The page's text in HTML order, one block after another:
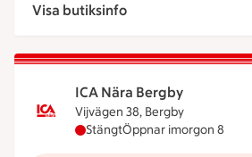
Visa butiksinfo
ICA Nära Bergby
Vijvägen 38, Bergby
ICA Nära Bergby har
StängtÖppnar imorgon 8